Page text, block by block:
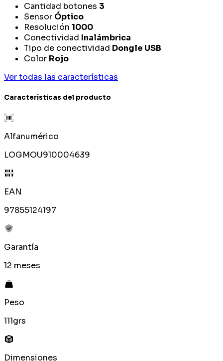
Cantidad botones 3
Sensor Óptico
Resolución 1000
Conectividad Inalámbrica
Tipo de conectividad Dongle USB
Color Rojo
Ver todas las características
Características del producto
Alfanumérico
LOGMOU910004639
EAN
97855124197
Garantía
12 meses
Peso
111grs
Dimensiones